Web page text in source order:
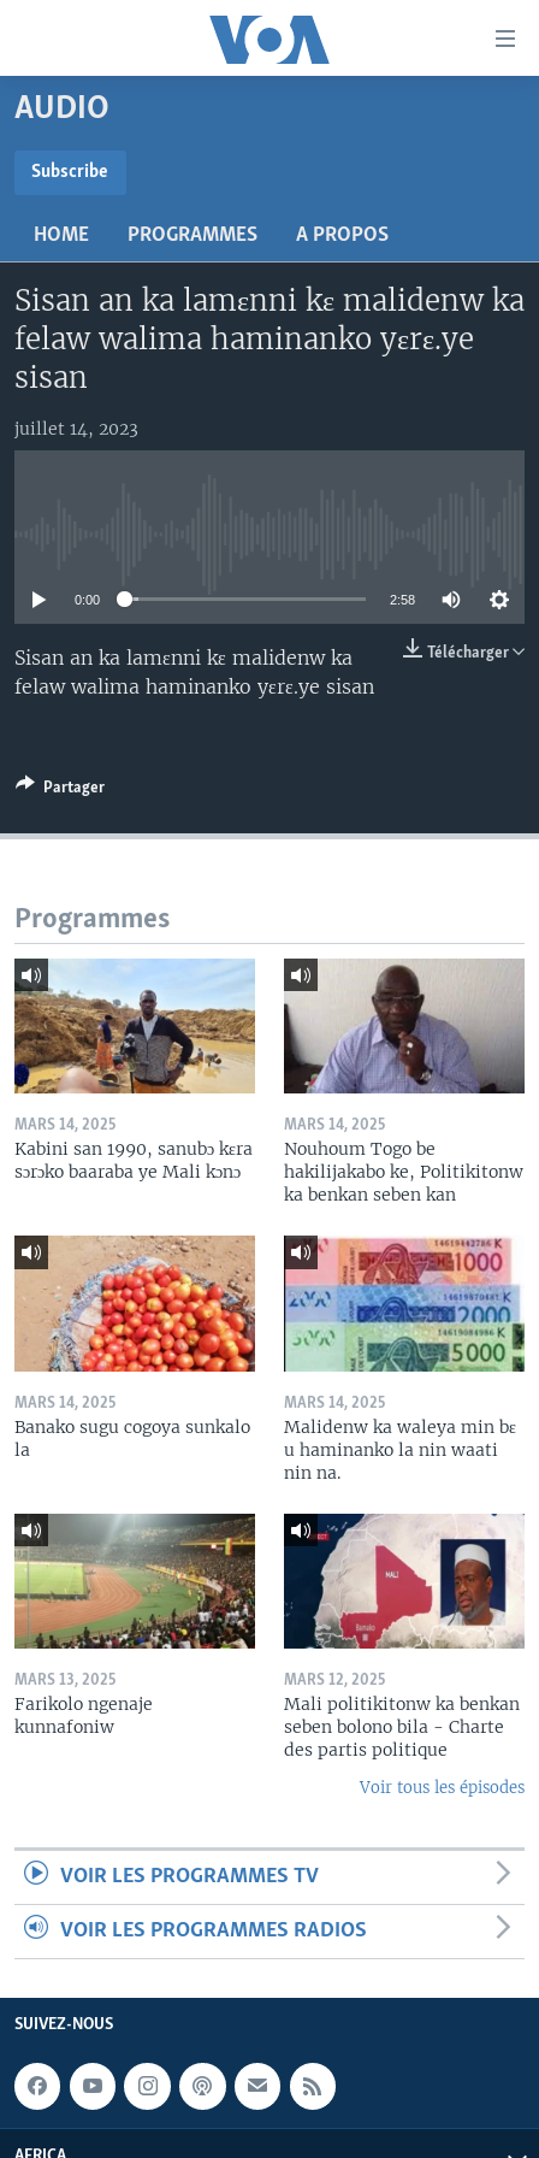
Menu
principal
navigation
principale
Retour
recherche
MALI KURA
RADIO
AN BA FO!
FARAFINA FOLI
SUIVEZ-NOUS
AUDIO
Subscribe
HOME PROGRAMMES A PROPOS
Sisan an ka lamɛnni kɛ malidenw ka
felaw walima haminanko yɛrɛ.ye
sisan
juillet 14, 2023
0:00 2:58
Télécharger
Sisan an ka lamɛnni kɛ malidenw ka
felaw walima haminanko yɛrɛ.ye sisan
Partager
Programmes
MARS 14, 2025
Kabini san 1990, sanubɔ kɛra
sɔrɔko baaraba ye Mali kɔnɔ
MARS 14, 2025
Nouhoum Togo be
hakilijakabo ke, Politikitonw
ka benkan seben kan
MARS 14, 2025
Banako sugu cogoya sunkalo
la
MARS 14, 2025
Malidenw ka waleya min bɛ
u haminanko la nin waati
nin na.
MARS 13, 2025
Farikolo ngenaje
kunnafoniw
MARS 12, 2025
Mali politikitonw ka benkan
seben bolono bila - Charte
des partis politique
Voir tous les épisodes
VOIR LES PROGRAMMES TV
VOIR LES PROGRAMMES RADIOS
SUIVEZ-NOUS